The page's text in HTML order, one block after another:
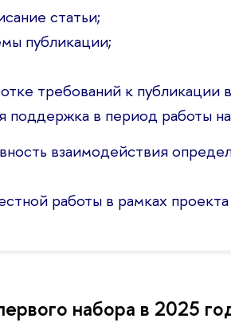
статьи;
публикации;
требований к публикации
поддержка в период работы
взаимодействия
работы в рамках
набора в 2025